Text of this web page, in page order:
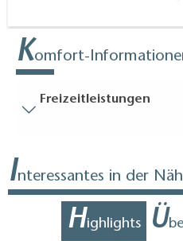
Komfort-
Freizeitleistungen
Entfernung der
Meter, ca.): 20
Bodenbelag
Zum Teil eingeschränkt
Interessantes in der
Highlights Ü